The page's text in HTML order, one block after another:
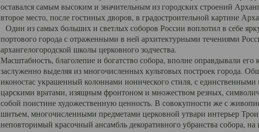
оставался самым высоким и значительным из городских строений
второе место, после гостиных дворов, в градостроительной картине
Один из самых больших и светлых соборов России воплотил в себе
портового города с отраженными в ней архитектурными течениями
архангелогородской школы церковного зодчества.
Масштабность, благолепие и богатство собора, вполне оправдывали его
заслуженно выделяя из многочисленных культовых построек города.
иконостас украшенный колоннами ионического стиля, с
царскими вратами, изящным фронтоном и множеством резных,
собой поистине художественную ценность. В совокупности же с
шитьем, многочисленными предметами церковной утвари интерьер
неповторимый красочный ансамбль декоративного убранства собора,